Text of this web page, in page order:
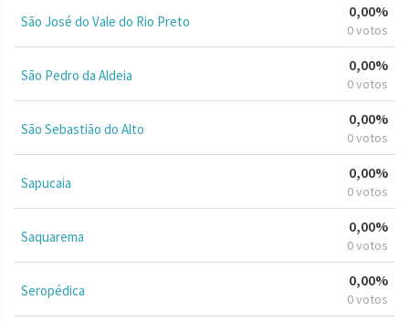
São José do Vale do Rio Preto
0,00%
0 votos
São Pedro da Aldeia
0,00%
0 votos
São Sebastião do Alto
0,00%
0 votos
Sapucaia
0,00%
0 votos
Saquarema
0,00%
0 votos
Seropédica
0,00%
0 votos